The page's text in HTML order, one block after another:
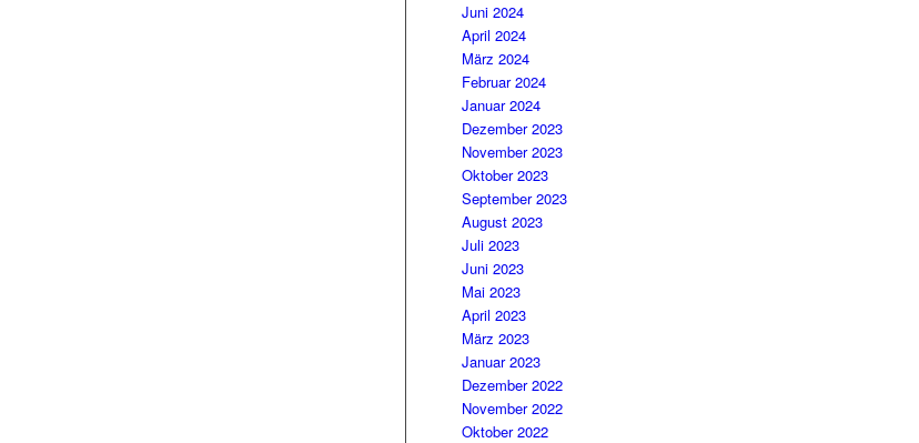
Juni 2024
April 2024
März 2024
Februar 2024
Januar 2024
Dezember 2023
November 2023
Oktober 2023
September 2023
August 2023
Juli 2023
Juni 2023
Mai 2023
April 2023
März 2023
Januar 2023
Dezember 2022
November 2022
Oktober 2022